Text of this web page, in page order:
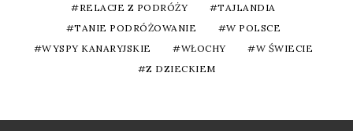
RELACJE Z PODRÓŻY
TAJLANDIA
TANIE PODRÓŻOWANIE
W POLSCE
WYSPY KANARYJSKIE
WŁOCHY
W ŚWIECIE
Z DZIECKIEM